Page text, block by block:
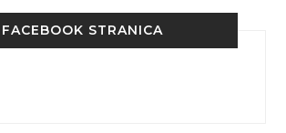
FACEBOOK STRANICA